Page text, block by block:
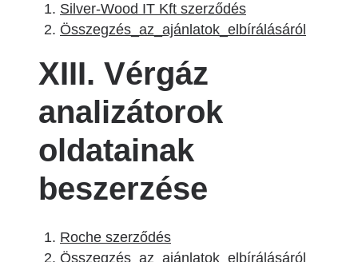
Silver-Wood IT Kft szerződés
Összegzés_az_ajánlatok_elbírálásáról
XIII. Vérgáz
analizátorok
oldatainak
beszerzése
Roche szerződés
Összegzés_az_ajánlatok_elbírálásáról